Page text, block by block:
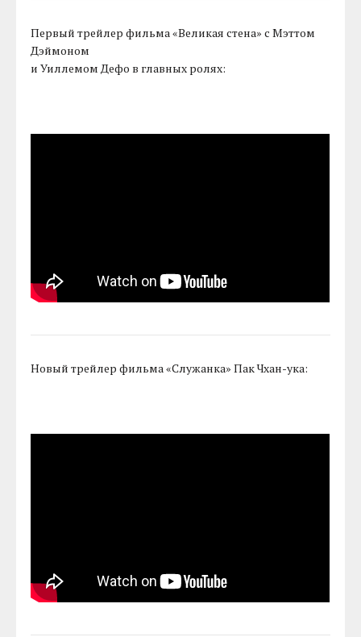
Первый трейлер фильма «Великая стена» с Мэттом
Дэймоном
и Уиллемом Дефо в главных ролях:
Новый трейлер фильма «Служанка» Пак Чхан-ука: